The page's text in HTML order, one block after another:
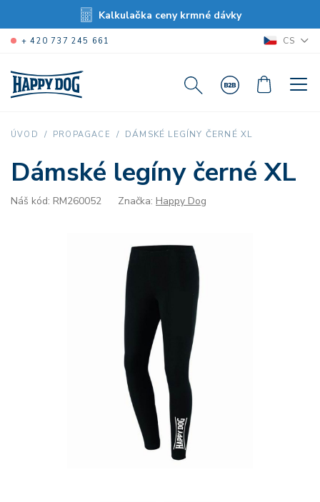
Kalkulačka ceny krmné dávky
+ 420 737 245 661 CS
ÚVOD PROPAGACE DÁMSKÉ LEGÍNY ČERNÉ XL
Dámské legíny černé XL
Náš kód: RM260052 Značka: Happy Dog